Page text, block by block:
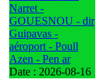
Narret -
GOUESNOU - dir
Guipavas -
aéroport - Poull
Azen - Pen ar
Date : 2026-08-16